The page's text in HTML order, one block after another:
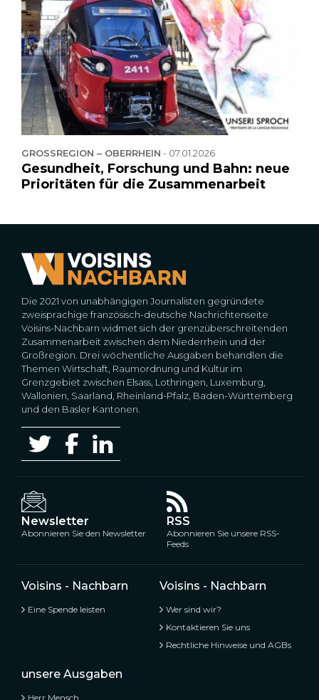
GROSSREGION – OBERRHEIN - 07.01.2026
Gesundheit, Forschung und Bahn: neue
Prioritäten für die Zusammenarbeit
Die 2021 von unabhängigen Journalisten gegründete
zweisprachige französisch-deutsche Nachrichtenseite
Voisins-Nachbarn widmet sich der grenzüberschreitenden
Zusammenarbeit zwischen dem Niederrhein und der
Großregion. Drei wöchentliche Ausgaben behandlen die
Themen Wirtschaft, Raumordnung und Kultur im
Grenzgebiet zwischen Elsass, Lothringen, Luxemburg,
Wallonien, Saarland, Rheinland-Pfalz, Baden-Württemberg
und den Basler Kantonen.
Newsletter
Abonnieren Sie den Newsletter
RSS
Abonnieren Sie unsere RSS-
Feeds
Voisins - Nachbarn
Eine Spende leisten
Voisins - Nachbarn
Wer sind wir?
Kontaktieren Sie uns
Rechtliche Hinweise und AGBs
unsere Ausgaben
Herr Mensch